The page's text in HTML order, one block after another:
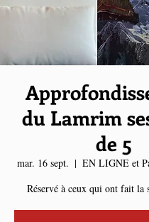
du Lamrim
de 5
mar. 16 sept.
  |
EN LIGNE et
Réservé à ceux qui ont fait la